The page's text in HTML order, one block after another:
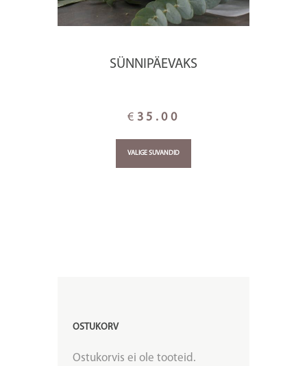
SÜNNIPÄEVAKS
€ 35.00
VALIGE SUVANDID
OSTUKORV
Ostukorvis ei ole tooteid.